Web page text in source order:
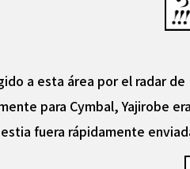
a esta área por el radar
para Cymbal, Yajirobe
fuera rápidamente